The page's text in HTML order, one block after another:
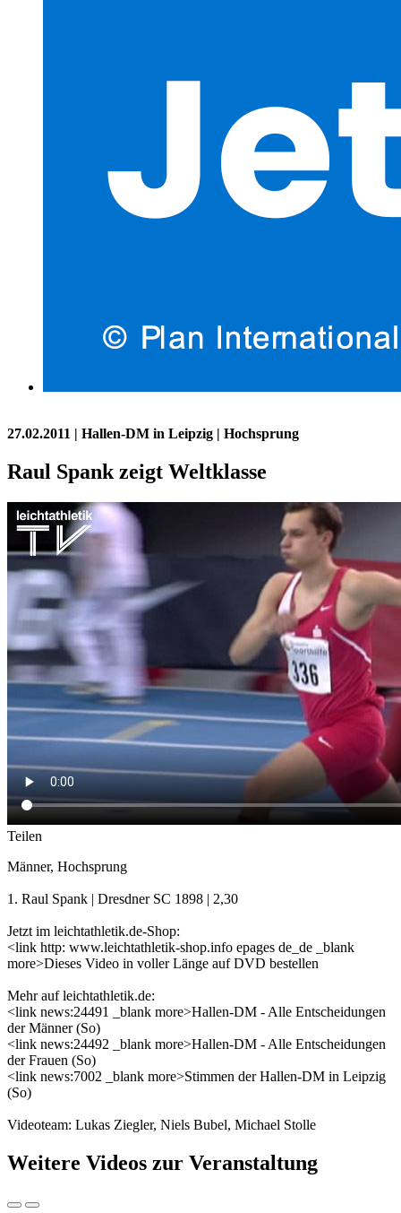
27.02.2011 | Hallen-DM in Leipzig | Hochsprung
Raul Spank zeigt Weltklasse
Teilen
Männer, Hochsprung
1. Raul Spank | Dresdner SC 1898 | 2,30
Jetzt im leichtathletik.de-Shop:
<link http: www.leichtathletik-shop.info epages de_de _blank
more>Dieses Video in voller Länge auf DVD bestellen
Mehr auf leichtathletik.de:
<link news:24491 _blank more>Hallen-DM - Alle Entscheidungen
der Männer (So)
<link news:24492 _blank more>Hallen-DM - Alle Entscheidungen
der Frauen (So)
<link news:7002 _blank more>Stimmen der Hallen-DM in Leipzig
(So)
Videoteam: Lukas Ziegler, Niels Bubel, Michael Stolle
Weitere Videos zur Veranstaltung